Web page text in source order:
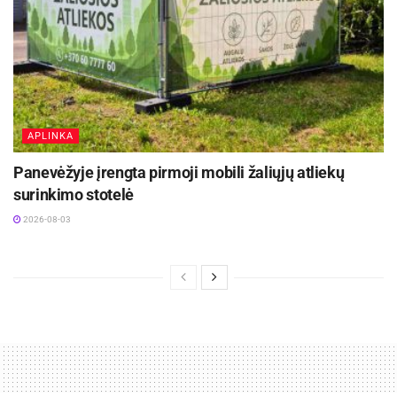
APLINKA
Panevėžyje įrengta pirmoji mobili žaliųjų atliekų
surinkimo stotelė
2026-08-03